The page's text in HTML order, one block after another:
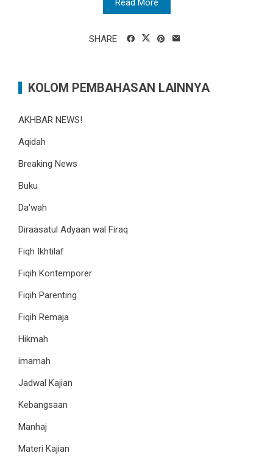
Read More
SHARE
KOLOM PEMBAHASAN LAINNYA
AKHBAR NEWS!
Aqidah
Breaking News
Buku
Da'wah
Diraasatul Adyaan wal Firaq
Fiqh Ikhtilaf
Fiqih Kontemporer
Fiqih Parenting
Fiqih Remaja
Hikmah
imamah
Jadwal Kajian
Kebangsaan
Manhaj
Materi Kajian